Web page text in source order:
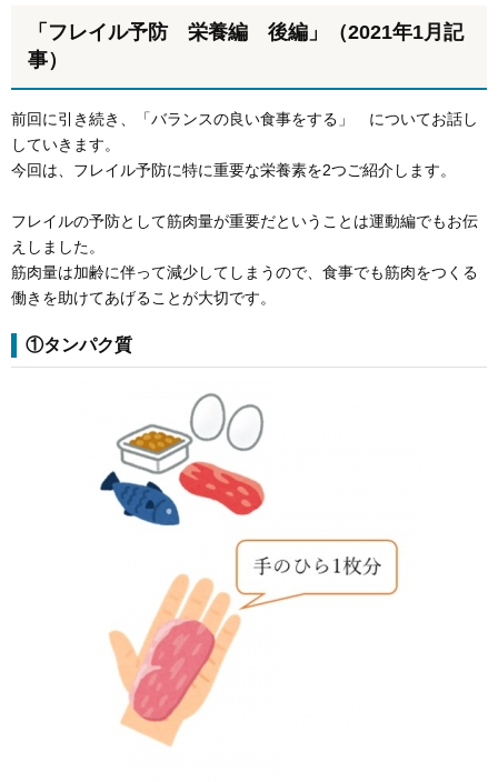
「フレイル予防 栄養編 後編」（2021年1月記
事）
前回に引き続き、「バランスの良い食事をする」 についてお話し
していきます。
今回は、フレイル予防に特に重要な栄養素を2つご紹介します。
フレイルの予防として筋肉量が重要だということは運動編でもお伝
えしました。
筋肉量は加齢に伴って減少してしまうので、食事でも筋肉をつくる
働きを助けてあげることが大切です。
①タンパク質